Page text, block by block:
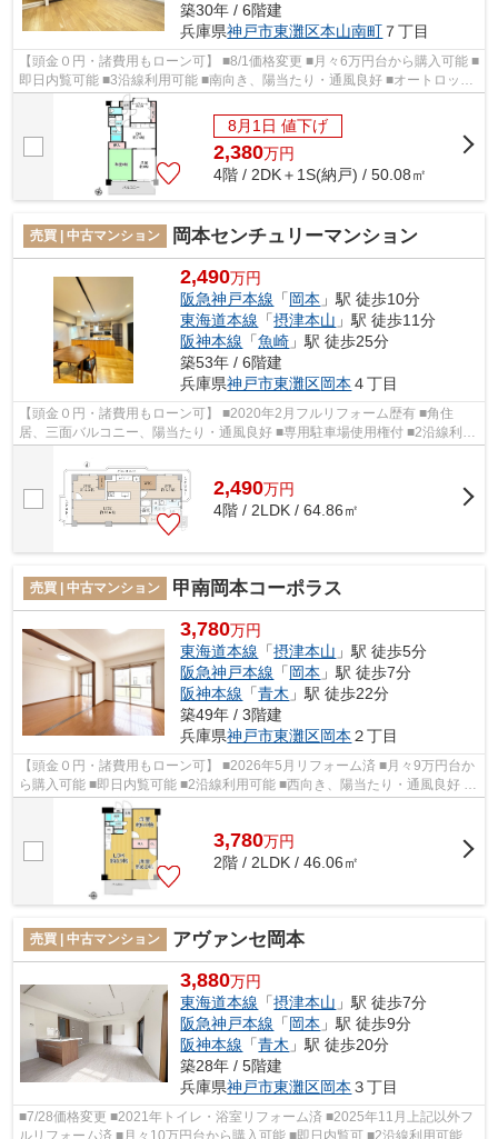
築30年 / 6階建
兵庫県神戸市東灘区本山南町 ７丁目
【頭金０円・諸費用もローン可】 ■8/1価格変更 ■月々6万円台から購入可能 ■
即日内覧可能 ■3沿線利用可能 ■南向き、陽当たり・通風良好 ■オートロック
付 ■本山南小学校徒歩4分、本山...
8月1日 値下げ
2,380万円
4階 / 2DK＋1S(納戸) / 50.08㎡
売買 | 中古マンション 岡本センチュリーマンション
2,490万円
阪急神戸本線 「岡本 」駅 徒歩10分
東海道本線 「摂津本山 」駅 徒歩11分
阪神本線 「魚崎 」駅 徒歩25分
築53年 / 6階建
兵庫県神戸市東灘区岡本 ４丁目
【頭金０円・諸費用もローン可】 ■2020年2月フルリフォーム歴有 ■角住
居、三面バルコニー、陽当たり・通風良好 ■専用駐車場使用権付 ■2沿線利用
可能 ■食洗機付きのお洒落なキッチン ■...
2,490万円
4階 / 2LDK / 64.86㎡
売買 | 中古マンション 甲南岡本コーポラス
3,780万円
東海道本線 「摂津本山 」駅 徒歩5分
阪急神戸本線 「岡本 」駅 徒歩7分
阪神本線 「青木 」駅 徒歩22分
築49年 / 3階建
兵庫県神戸市東灘区岡本 ２丁目
【頭金０円・諸費用もローン可】 ■2026年5月リフォーム済 ■月々9万円台か
ら購入可能 ■即日内覧可能 ■2沿線利用可能 ■西向き、陽当たり・通風良好 ■
食洗機など設備充実 ■本山第一...
3,780万円
2階 / 2LDK / 46.06㎡
売買 | 中古マンション アヴァンセ岡本
3,880万円
東海道本線 「摂津本山 」駅 徒歩7分
阪急神戸本線 「岡本 」駅 徒歩9分
阪神本線 「青木 」駅 徒歩20分
築28年 / 5階建
兵庫県神戸市東灘区岡本 ３丁目
■7/28価格変更 ■2021年トイレ・浴室リフォーム済 ■2025年11月上記以外フ